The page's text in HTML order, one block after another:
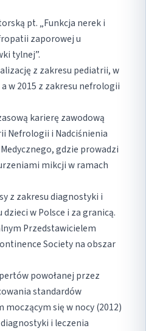
pt. „Funkcja nerek i
zaporowej u
tylnej”.
z zakresu pediatrii, w
w 2015 z zakresu nefrologii
karierę zawodową
Nefrologii i Nadciśnienia
gdzie prowadzi
mikcji w ramach
z zakresu diagnostyki i
w Polsce i za granicą.
Przedstawicielem
Society na obszar
powołanej przez
standardów
się w nocy (2012)
i leczenia